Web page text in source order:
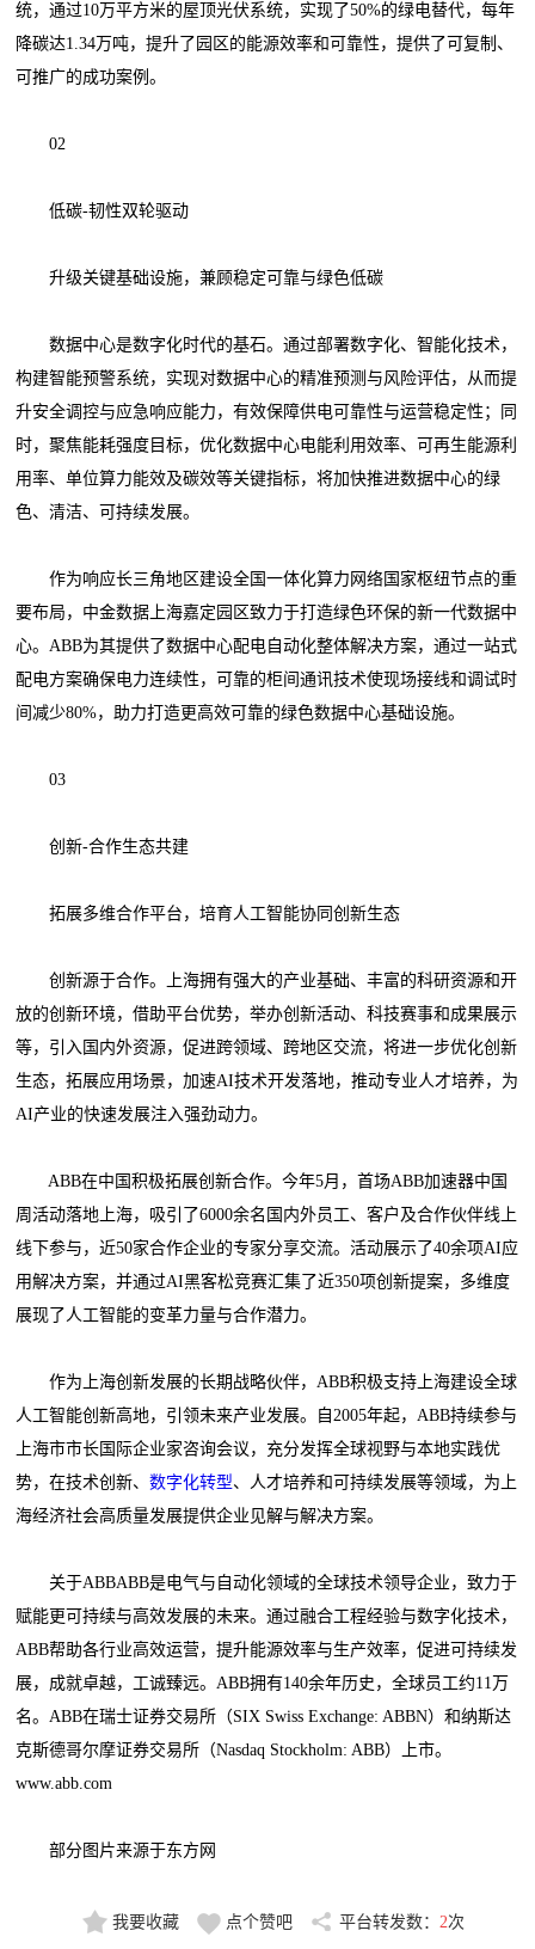
统，通过10万平方米的屋顶光伏系统，实现了50%的绿电替代，每年
降碳达1.34万吨，提升了园区的能源效率和可靠性，提供了可复制、
可推广的成功案例。
02
低碳-韧性双轮驱动
升级关键基础设施，兼顾稳定可靠与绿色低碳
数据中心是数字化时代的基石。通过部署数字化、智能化技术，
构建智能预警系统，实现对数据中心的精准预测与风险评估，从而提
升安全调控与应急响应能力，有效保障供电可靠性与运营稳定性；同
时，聚焦能耗强度目标，优化数据中心电能利用效率、可再生能源利
用率、单位算力能效及碳效等关键指标，将加快推进数据中心的绿
色、清洁、可持续发展。
作为响应长三角地区建设全国一体化算力网络国家枢纽节点的重
要布局，中金数据上海嘉定园区致力于打造绿色环保的新一代数据中
心。ABB为其提供了数据中心配电自动化整体解决方案，通过一站式
配电方案确保电力连续性，可靠的柜间通讯技术使现场接线和调试时
间减少80%，助力打造更高效可靠的绿色数据中心基础设施。
03
创新-合作生态共建
拓展多维合作平台，培育人工智能协同创新生态
创新源于合作。上海拥有强大的产业基础、丰富的科研资源和开
放的创新环境，借助平台优势，举办创新活动、科技赛事和成果展示
等，引入国内外资源，促进跨领域、跨地区交流，将进一步优化创新
生态，拓展应用场景，加速AI技术开发落地，推动专业人才培养，为
AI产业的快速发展注入强劲动力。
ABB在中国积极拓展创新合作。今年5月，首场ABB加速器中国
周活动落地上海，吸引了6000余名国内外员工、客户及合作伙伴线上
线下参与，近50家合作企业的专家分享交流。活动展示了40余项AI应
用解决方案，并通过AI黑客松竞赛汇集了近350项创新提案，多维度
展现了人工智能的变革力量与合作潜力。
作为上海创新发展的长期战略伙伴，ABB积极支持上海建设全球
人工智能创新高地，引领未来产业发展。自2005年起，ABB持续参与
上海市市长国际企业家咨询会议，充分发挥全球视野与本地实践优
势，在技术创新、数字化转型、人才培养和可持续发展等领域，为上
海经济社会高质量发展提供企业见解与解决方案。
关于ABBABB是电气与自动化领域的全球技术领导企业，致力于
赋能更可持续与高效发展的未来。通过融合工程经验与数字化技术，
ABB帮助各行业高效运营，提升能源效率与生产效率，促进可持续发
展，成就卓越，工诚臻远。ABB拥有140余年历史，全球员工约11万
名。ABB在瑞士证券交易所（SIX Swiss Exchange: ABBN）和纳斯达
克斯德哥尔摩证券交易所（Nasdaq Stockholm: ABB）上市。
www.abb.com
部分图片来源于东方网
我要收藏 点个赞吧 平台转发数： 2次